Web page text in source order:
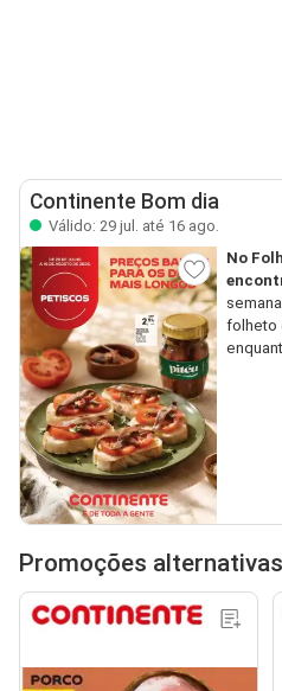
Continente Bom dia
Válido: 29 jul. até 16 ago.
No
folheto
Promoções alternativas